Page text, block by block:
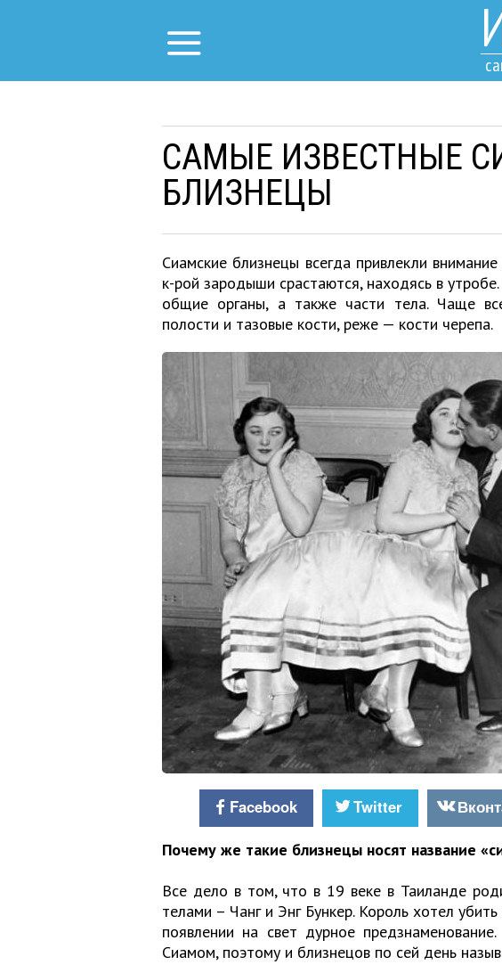
САМЫЕ ИЗВЕСТНЫЕ
БЛИЗНЕЦЫ
Сиамские близнецы всегда привлекли
к-рой зародыши срастаются, находясь в
общие органы, а также части тела. Чаще
полости и тазовые кости, реже — кости черепа.
Facebook Twitter
Почему же такие близнецы носят название
Все дело в том, что в 19 веке в Таиланде
телами – Чанг и Энг Бункер. Король хотел
появлении на свет дурное
Сиамом, поэтому и близнецов по сей день